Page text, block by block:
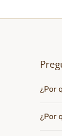
¿Por
¿Por